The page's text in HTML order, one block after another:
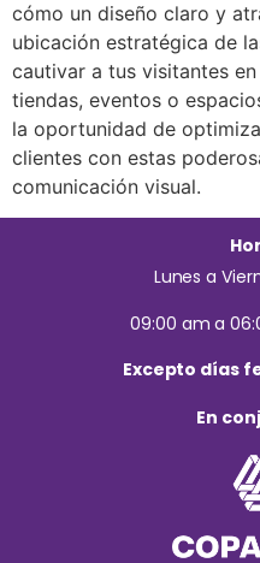
cómo un diseño claro y
ubicación estratégica de
cautivar a tus visitantes
tiendas, eventos o
la oportunidad de
clientes con estas
comunicación visual.
Lunes a
09:00 am a
Excepto días
En